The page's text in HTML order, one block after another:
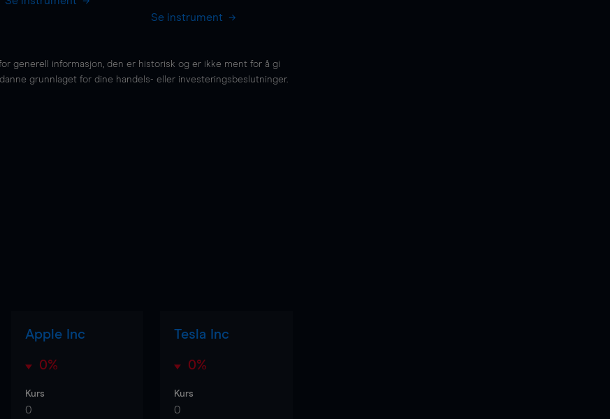
Se instrument
generell informasjon, den er historisk og er ikke ment for å gi
grunnlaget for dine handels- eller investeringsbeslutninger.
Apple Inc
0%
Kurs
0
Tesla Inc
0%
Kurs
0